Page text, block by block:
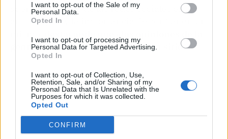
I want to opt-out of the Sale of my
Personal Data.
Opted In
I want to opt-out of processing my
Personal Data for Targeted Advertising.
Opted In
I want to opt-out of Collection, Use,
Retention, Sale, and/or Sharing of my
Personal Data that Is Unrelated with the
Purposes for which it was collected.
Opted Out
CONFIRM
sobre el impacto de las redes sociales en la
autoimagen y la importancia de confiar en uno
gente no nos van a llevar a ningún sitio».